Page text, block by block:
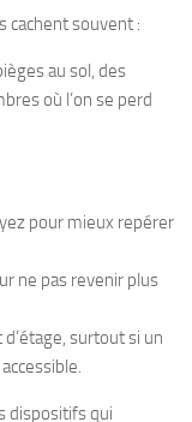
cachent souvent :
au sol, des
où l’on se perd
pour mieux repérer
ne pas revenir plus
surtout si un
dispositifs qui